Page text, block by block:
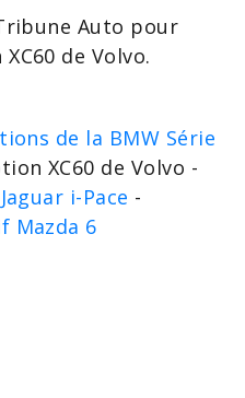
Auto pour
de Volvo.
de la BMW Série
XC60 de Volvo -
i-Pace -
Mazda 6